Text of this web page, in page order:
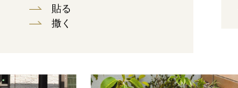
貼る
撒く